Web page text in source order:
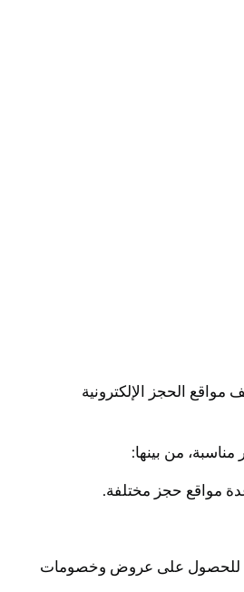
الحجز الإلكترونية
من بينها:
بها للحصول على عروض وخصومات